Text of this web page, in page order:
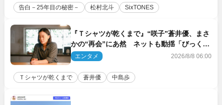
告白－25年目の秘密－ 松村北斗 SixTONES
『Ｔシャツが乾くまで』“咲子”蒼井優、まさ
かの“再会”にあ然 ネットも動揺「びっくり
した!!」「今さら?!」（ネタバレあり）
エンタメ 2026/8/8 06:00
Ｔシャツが乾くまで 蒼井優 中島歩